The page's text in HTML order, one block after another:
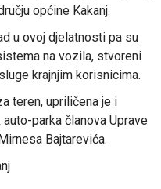
općine Kakanj.
u ovoj djelatnosti pa su
na vozila, stvoreni
krajnjim korisnicima.
teren, upriličena je i
parka članova Uprave
Bajtarevića.